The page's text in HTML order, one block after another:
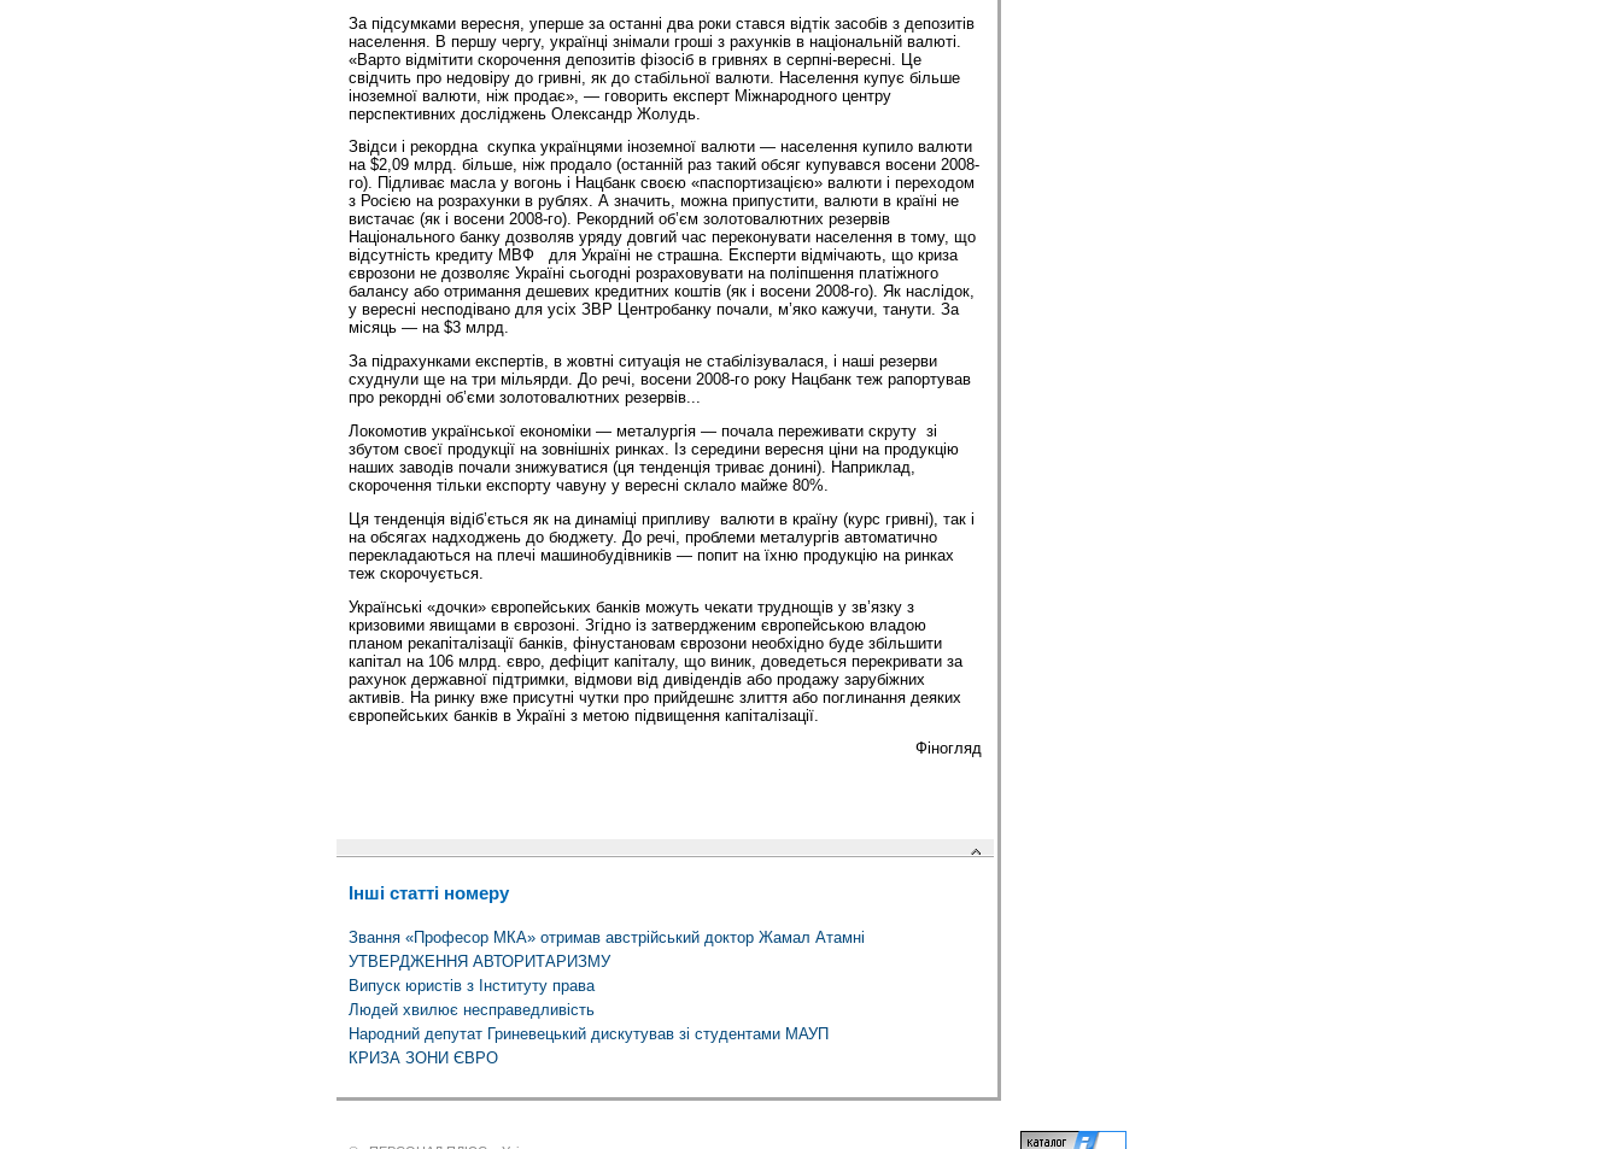
За підсумками вересня, уперше за останні два роки стався відтік засобів з депозитів
населення. В першу чергу, українці знімали гроші з рахунків в національній валюті.
«Варто відмітити скорочення депозитів фізосіб в гривнях в серпні-вересні. Це
свідчить про недовіру до гривні, як до стабільної валюти. Населення купує більше
іноземної валюти, ніж продає», — говорить експерт Міжнародного центру
перспективних досліджень Олександр Жолудь.
Звідси і рекордна скупка українцями іноземної валюти — населення купило валюти
на $2,09 млрд. більше, ніж продало (останній раз такий обсяг купувався восени 2008-
го). Підливає масла у вогонь і Нацбанк своєю «паспортизацією» валюти і переходом
з Росією на розрахунки в рублях. А значить, можна припустити, валюти в країні не
вистачає (як і восени 2008-го). Рекордний об’єм золотовалютних резервів
Національного банку дозволяв уряду довгий час переконувати населення в тому, що
відсутність кредиту МВФ для Україні не страшна. Експерти відмічають, що криза
єврозони не дозволяє Україні сьогодні розраховувати на поліпшення платіжного
балансу або отримання дешевих кредитних коштів (як і восени 2008-го). Як наслідок,
у вересні несподівано для усіх ЗВР Центробанку почали, м’яко кажучи, танути. За
місяць — на $3 млрд.
За підрахунками експертів, в жовтні ситуація не стабілізувалася, і наші резерви
схуднули ще на три мільярди. До речі, восени 2008-го року Нацбанк теж рапортував
про рекордні об’єми золотовалютних резервів...
Локомотив української економіки — металургія — почала переживати скруту зі
збутом своєї продукції на зовнішніх ринках. Із середини вересня ціни на продукцію
наших заводів почали знижуватися (ця тенденція триває донині). Наприклад,
скорочення тільки експорту чавуну у вересні склало майже 80%.
Ця тенденція відіб’ється як на динаміці припливу валюти в країну (курс гривні), так і
на обсягах надходжень до бюджету. До речі, проблеми металургів автоматично
перекладаються на плечі машинобудівників — попит на їхню продукцію на ринках
теж скорочується.
Українські «дочки» європейських банків можуть чекати труднощів у зв’язку з
кризовими явищами в єврозоні. Згідно із затвердженим європейською владою
планом рекапіталізації банків, фінустановам єврозони необхідно буде збільшити
капітал на 106 млрд. євро, дефіцит капіталу, що виник, доведеться перекривати за
рахунок державної підтримки, відмови від дивідендів або продажу зарубіжних
активів. На ринку вже присутні чутки про прийдешнє злиття або поглинання деяких
європейських банків в Україні з метою підвищення капіталізації.
Фіногляд
Інші статті номеру
Звання «Професор МКА» отримав австрійський доктор Жамал Атамні
УТВЕРДЖЕННЯ АВТОРИТАРИЗМУ
Випуск юристів з Інституту права
Людей хвилює несправедливість
Народний депутат Гриневецький дискутував зі студентами МАУП
КРИЗА ЗОНИ ЄВРО